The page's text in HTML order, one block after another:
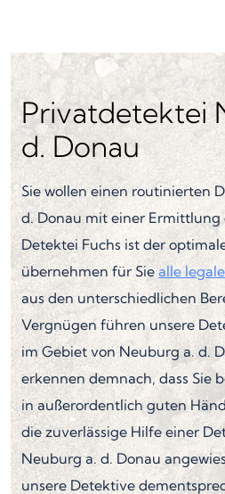
Privatdetektei
d. Donau
Sie wollen einen routinierten
d. Donau mit einer Ermittlung
Detektei Fuchs ist der
übernehmen für Sie alle
aus den unterschiedlichen
Vergnügen führen unsere
im Gebiet von Neuburg a. d.
erkennen demnach, dass Sie
in außerordentlich guten
die zuverlässige Hilfe einer
Neuburg a. d. Donau
unsere Detektive